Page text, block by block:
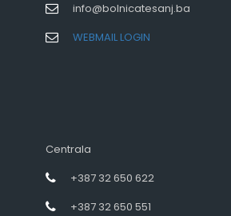
info@bolnicatesanj.ba
WEBMAIL LOGIN
Centrala
+387 32 650 622
+387 32 650 551